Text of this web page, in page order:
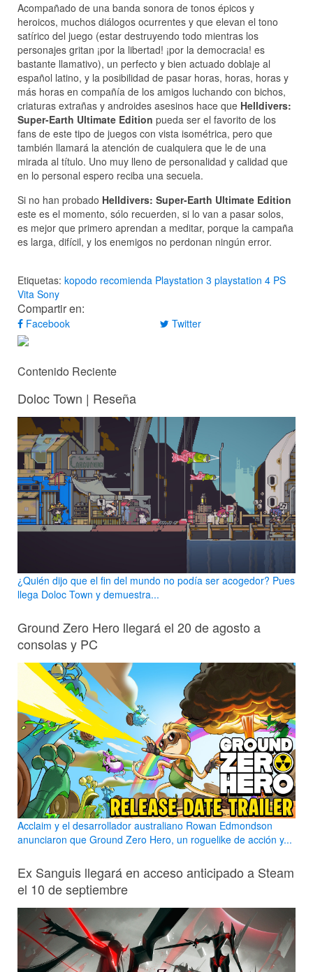
Acompañado de una banda sonora de tonos épicos y
heroicos, muchos diálogos ocurrentes y que elevan el tono
satírico del juego (estar destruyendo todo mientras los
personajes gritan ¡por la libertad! ¡por la democracia! es
bastante llamativo), un perfecto y bien actuado doblaje al
español latino, y la posibilidad de pasar horas, horas, horas y
más horas en compañía de los amigos luchando con bichos,
criaturas extrañas y androides asesinos hace que Helldivers:
Super-Earth Ultimate Edition pueda ser el favorito de los
fans de este tipo de juegos con vista isométrica, pero que
también llamará la atención de cualquiera que le de una
mirada al título. Uno muy lleno de personalidad y calidad que
en lo personal espero reciba una secuela.
Si no han probado Helldivers: Super-Earth Ultimate Edition
este es el momento, sólo recuerden, si lo van a pasar solos,
es mejor que primero aprendan a meditar, porque la campaña
es larga, difícil, y los enemigos no perdonan ningún error.
Etiquetas: kopodo recomienda Playstation 3 playstation 4 PS
Vita Sony
Compartir en:
Facebook Twitter
Contenido Reciente
Doloc Town | Reseña
¿Quién dijo que el fin del mundo no podía ser acogedor? Pues
llega Doloc Town y demuestra...
Ground Zero Hero llegará el 20 de agosto a
consolas y PC
Acclaim y el desarrollador australiano Rowan Edmondson
anunciaron que Ground Zero Hero, un roguelike de acción y...
Ex Sanguis llegará en acceso anticipado a Steam
el 10 de septiembre